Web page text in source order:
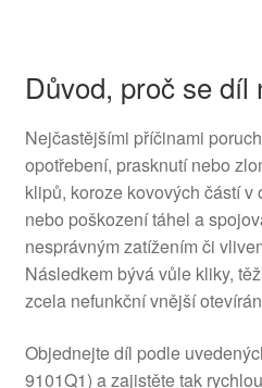
Důvod, proč se
Nejčastějšími příčinami
opotřebení, prasknutí nebo
klipů, koroze kovových částí v
nebo poškození táhel a
nesprávným zatížením či
Následkem bývá vůle kliky,
zcela nefunkční vnější
Objednejte díl podle
9101Q1) a zajistěte tak